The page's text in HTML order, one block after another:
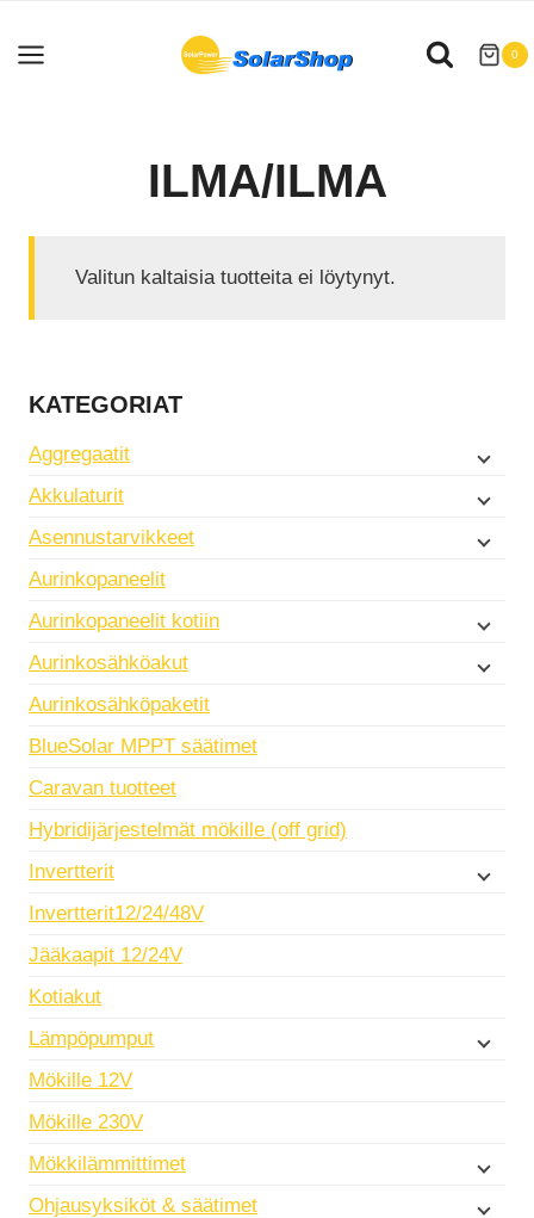
sisältöön
0
ILMA/ILMA
Valitun kaltaisia tuotteita ei löytynyt.
KATEGORIAT
Aggregaatit
Akkulaturit
Asennustarvikkeet
Aurinkopaneelit
Aurinkopaneelit kotiin
Aurinkosähköakut
Aurinkosähköpaketit
BlueSolar MPPT säätimet
Caravan tuotteet
Hybridijärjestelmät mökille (off grid)
Invertterit
Invertterit12/24/48V
Jääkaapit 12/24V
Kotiakut
Lämpöpumput
Mökille 12V
Mökille 230V
Mökkilämmittimet
Ohjausyksiköt & säätimet